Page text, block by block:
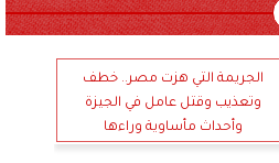
الجريمة التي هزت مصر.. خطف
وتعذيب وقتل عامل في الجيزة
وأحداث مأساوية وراءها